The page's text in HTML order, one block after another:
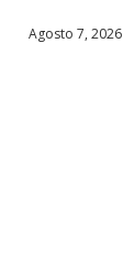
Agosto 7, 2026